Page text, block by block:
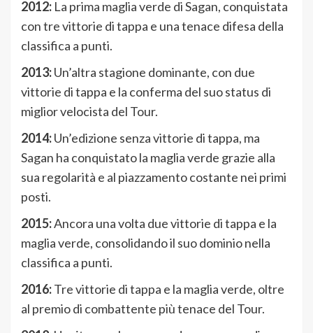
2012: La prima maglia verde di Sagan, conquistata
con tre vittorie di tappa e una tenace difesa della
classifica a punti.
2013:Un’altra stagione dominante, con due
vittorie di tappa e la conferma del suo status di
miglior velocista del Tour.
2014:Un’edizione senza vittorie di tappa, ma
Sagan ha conquistato la maglia verde grazie alla
sua regolarità e al piazzamento costante nei primi
posti.
2015:Ancora una volta due vittorie di tappa e la
maglia verde, consolidando il suo dominio nella
classifica a punti.
2016:Tre vittorie di tappa e la maglia verde, oltre
al premio di combattente più tenace del Tour.